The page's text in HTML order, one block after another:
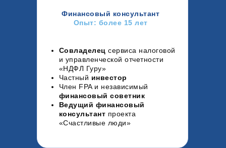
Совладелец сервиса налоговой
и управленческой отчетности
«НДФЛ Гуру»
Частный инвестор
Член FPA и независимый
финансовый советник
Ведущий финансовый
консультант проекта
«Счастливые люди»
Финансовый консультант
Опыт: более 15 лет